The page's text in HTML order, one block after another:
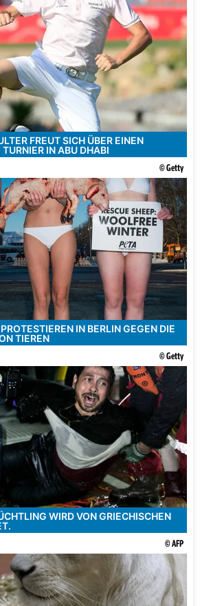
FREUT SICH ÜBER EINEN
IN ABU DHABI
© Getty
IN BERLIN GEGEN DIE
TIEREN
© Getty
WIRD VON GRIECHISCHEN
© AFP